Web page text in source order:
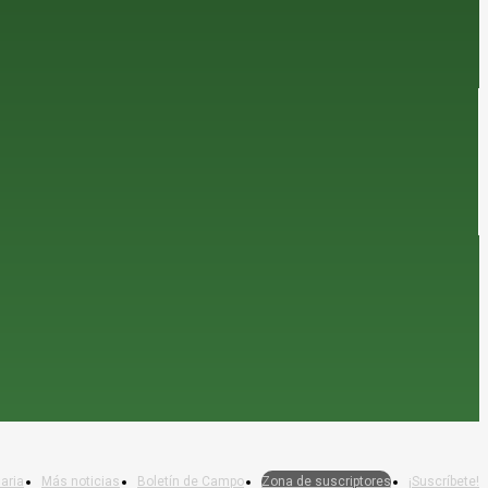
Más noticias Boletín de Campo Zona de suscriptores ¡Suscríbete!